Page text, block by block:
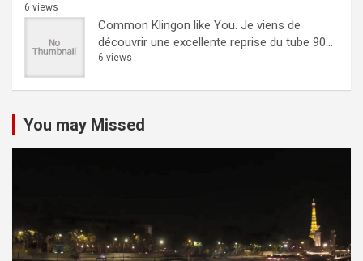
6 views
Common Klingon like You. Je viens de
découvrir une excellente reprise du tube 90...
6 views
You may Missed